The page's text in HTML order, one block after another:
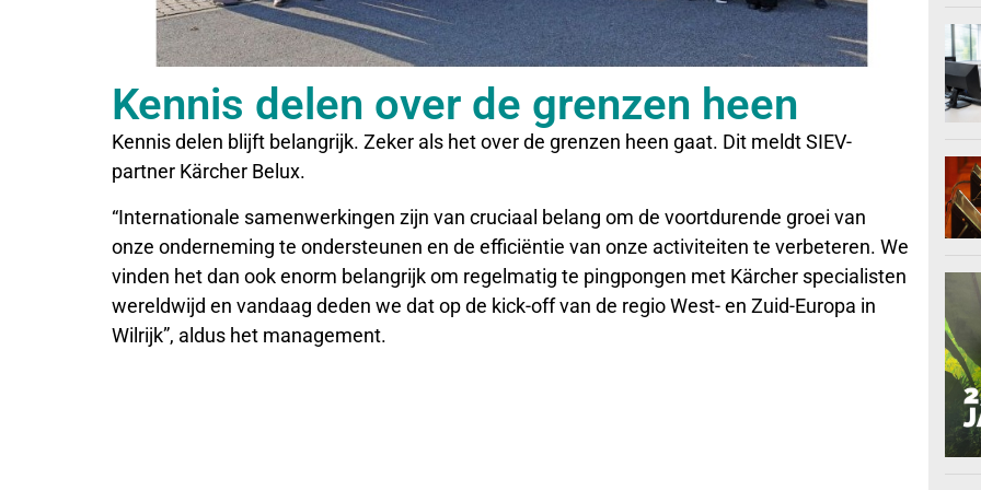
Kennis delen over de grenzen heen
Kennis delen blijft belangrijk. Zeker als het over de grenzen heen gaat. Dit meldt SIEV-
partner Kärcher Belux.
“Internationale samenwerkingen zijn van cruciaal belang om de voortdurende groei van
onze onderneming te ondersteunen en de efficiëntie van onze activiteiten te verbeteren. We
vinden het dan ook enorm belangrijk om regelmatig te pingpongen met Kärcher specialisten
wereldwijd en vandaag deden we dat op de kick-off van de regio West- en Zuid-Europa in
Wilrijk”, aldus het management.